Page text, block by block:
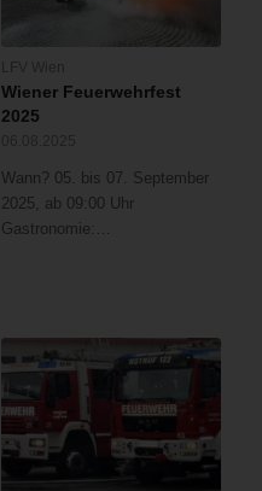
Wiener Feuerwehrfest
2025
Wann? 05. bis 07. September
2025, ab 09:00 Uhr
Gastronomie:…